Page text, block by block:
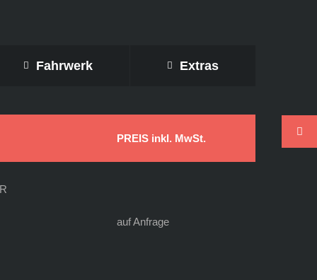
Fahrwerk Extras
PREIS inkl. MwSt.
auf Anfrage